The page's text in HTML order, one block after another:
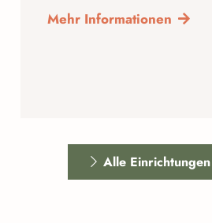
Mehr Informationen
Alle